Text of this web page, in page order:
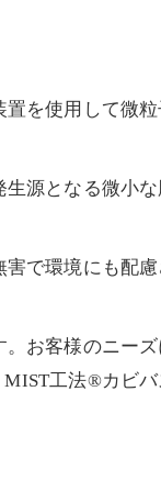
を使用して微
源となる微小
で環境にも配
お客様のニー
工法®カビ